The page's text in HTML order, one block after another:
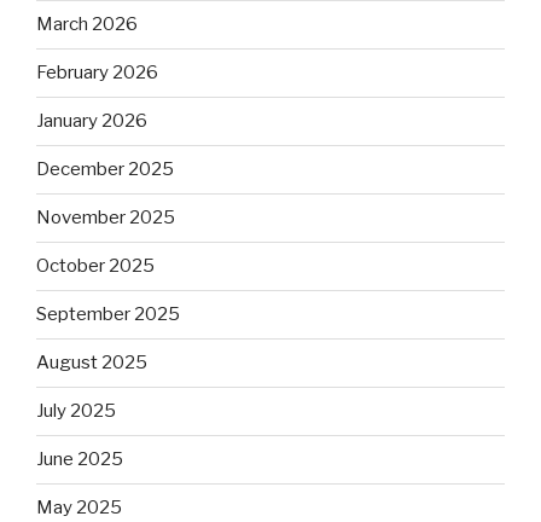
March 2026
February 2026
January 2026
December 2025
November 2025
October 2025
September 2025
August 2025
July 2025
June 2025
May 2025